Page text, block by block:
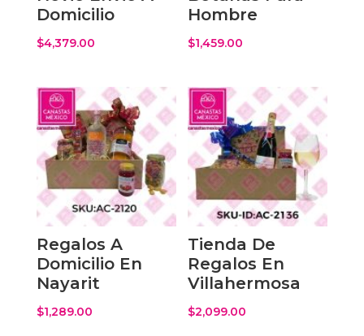
Domicilio
$4,379.00
Hombre
$1,459.00
Regalos A
Domicilio En
Nayarit
$1,289.00
Tienda De
Regalos En
Villahermosa
$2,099.00